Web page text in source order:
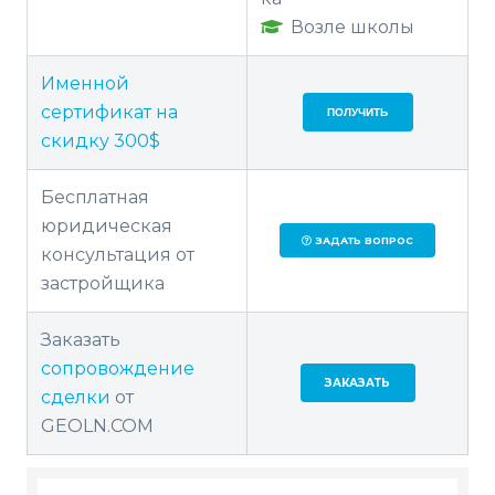
Возле школы
Именной
сертификат на
скидку 300$
ПОЛУЧИТЬ
Бесплатная
юридическая
консультация от
застройщика
ЗАДАТЬ ВОПРОС
Заказать
сопровождение
сделки от
GEOLN.COM
ЗАКАЗАТЬ